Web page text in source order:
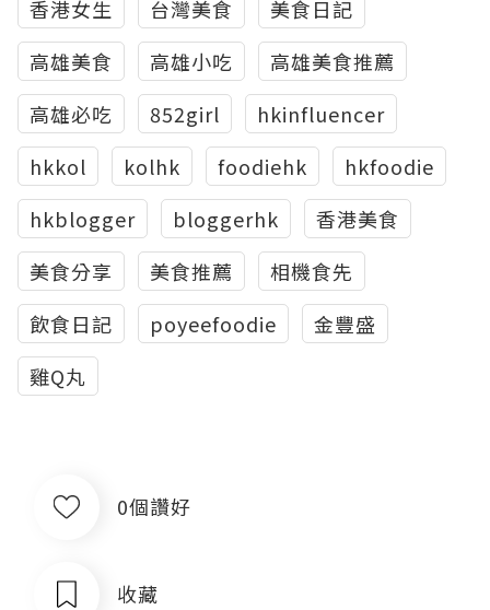
香港女生 台灣美食
美食日記
高雄美食
高雄小吃
高雄美食推薦
高雄必吃
852girl
hkinfluencer
hkkol
kolhk foodiehk
hkfoodie
hkblogger
bloggerhk
香港美食
美食分享
美食推薦
相機食先
飲食日記
poyeefoodie
金豐盛
雞Q丸
0個讚好
收藏